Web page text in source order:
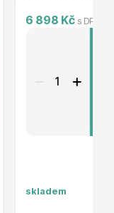
6 898 Kč s DPH
skladem